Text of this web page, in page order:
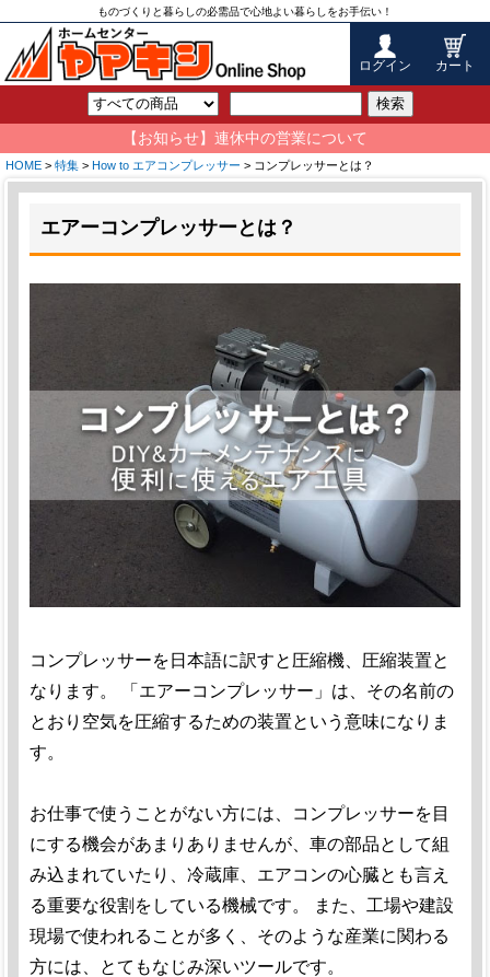
ものづくりと暮らしの必需品で心地よい暮らしをお手伝い！
ログイン カート
検索
【お知らせ】連休中の営業について
HOME > 特集 > How to エアコンプレッサー > コンプレッサーとは？
エアーコンプレッサーとは？
コンプレッサーを日本語に訳すと圧縮機、圧縮装置と
なります。 「エアーコンプレッサー」は、その名前の
とおり空気を圧縮するための装置という意味になりま
す。
お仕事で使うことがない方には、コンプレッサーを目
にする機会があまりありませんが、車の部品として組
み込まれていたり、冷蔵庫、エアコンの心臓とも言え
る重要な役割をしている機械です。 また、工場や建設
現場で使われることが多く、そのような産業に関わる
方には、とてもなじみ深いツールです。